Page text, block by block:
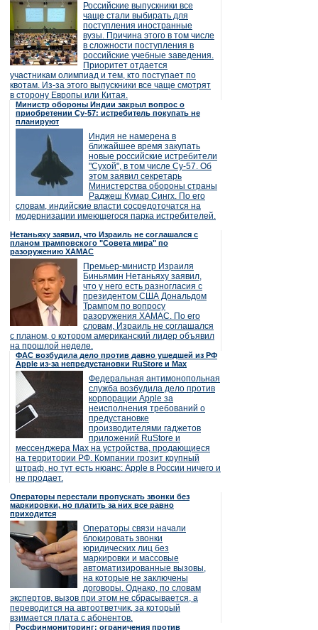
Российские выпускники все
чаще стали выбирать для
поступления иностранные
вузы. Причина этого в том числе
в сложности поступления в
российские учебные заведения.
Приоритет отдается
участникам олимпиад и тем, кто поступает по
квотам. Из-за этого выпускники все чаще смотрят
в сторону Европы или Китая.
Министр обороны Индии закрыл вопрос о
приобретении Су-57: истребитель покупать не
планируют
Индия не намерена в
ближайшее время закупать
новые российские истребители
"Сухой", в том числе Су-57. Об
этом заявил секретарь
Министерства обороны страны
Раджеш Кумар Сингх. По его
словам, индийские власти сосредоточатся на
модернизации имеющегося парка истребителей.
Нетаньяху заявил, что Израиль не соглашался с
планом трамповского "Совета мира" по
разоружению ХАМАС
Премьер-министр Израиля
Биньямин Нетаньяху заявил,
что у него есть разногласия с
президентом США Дональдом
Трампом по вопросу
разоружения ХАМАС. По его
словам, Израиль не соглашался
с планом, о котором американский лидер объявил
на прошлой неделе.
ФАС возбудила дело против давно ушедшей из РФ
Apple из-за непредустановки RuStore и Max
Федеральная антимонопольная
служба возбудила дело против
корпорации Apple за
неисполнения требований о
предустановке
производителями гаджетов
приложений RuStore и
мессенджера Max на устройства, продающиеся
на территории РФ. Компании грозит крупный
штраф, но тут есть нюанс: Apple в России ничего и
не продает.
Операторы перестали пропускать звонки без
маркировки, но платить за них все равно
приходится
Операторы связи начали
блокировать звонки
юридических лиц без
маркировки и массовые
автоматизированные вызовы,
на которые не заключены
договоры. Однако, по словам
экспертов, вызов при этом не сбрасывается, а
переводится на автоответчик, за который
взимается плата с абонентов.
Росфинмониторинг: ограничения против